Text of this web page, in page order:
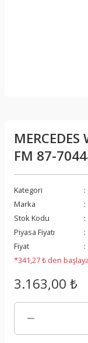
FM 87-
Kategori
Marka
Stok Kodu
Piyasa Fiyatı
Fiyat
*341,27 ₺ den
3.163,00 ₺